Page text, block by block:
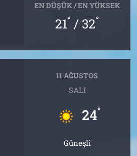
EN DÜŞÜK / EN YÜKSEK
21° / 32°
11 AĞUSTOS
SALI
24°
Güneşli